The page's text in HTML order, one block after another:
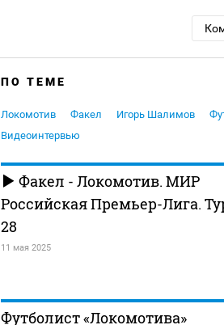
ПО ТЕМЕ
Локомотив Факел Игорь Шалимов
Видеоинтервью
Факел - Локомотив. МИР
Российская Премьер-Лига.
28
11 мая 2025
Футболист «Локомотива»